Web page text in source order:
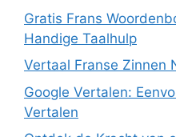
Gratis Frans
Handige Taalhulp
Vertaal Franse Zinnen
Google Vertalen:
Vertalen